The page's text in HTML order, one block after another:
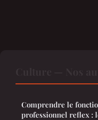
Comprendre le
professionnel reflex :